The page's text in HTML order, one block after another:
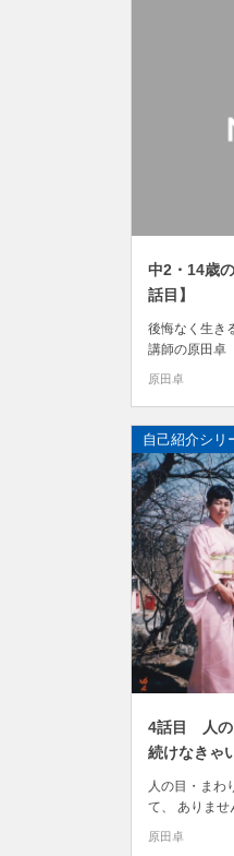
中2・14歳
話目】
後悔なく生き
講師の原田卓
章！「自分が
を5回に分け
14歳の時の大
原田卓
自己紹介シリ
4話目 人の
続けなきゃ
人の目・まわ
て、 ありませ
とに精一杯で
原田卓